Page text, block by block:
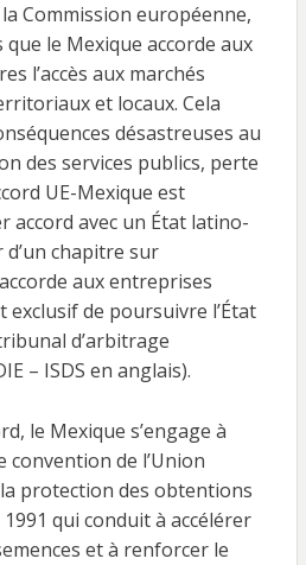
Commission européenne,
que le Mexique accorde aux
l’accès aux marchés
et locaux. Cela
désastreuses au
des services publics, perte
UE-Mexique est
accord avec un État latino-
chapitre sur
aux entreprises
de poursuivre l’État
d’arbitrage
– ISDS en anglais).
le Mexique s’engage à
de l’Union
protection des obtentions
qui conduit à accélérer
et à renforcer le